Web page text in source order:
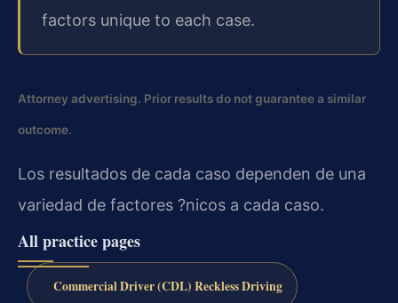
factors unique to each case.
Attorney advertising. Prior results do not guarantee a similar
outcome.
Los resultados de cada caso dependen de una
variedad de factores ?nicos a cada caso.
All practice pages
Commercial Driver (CDL) Reckless Driving